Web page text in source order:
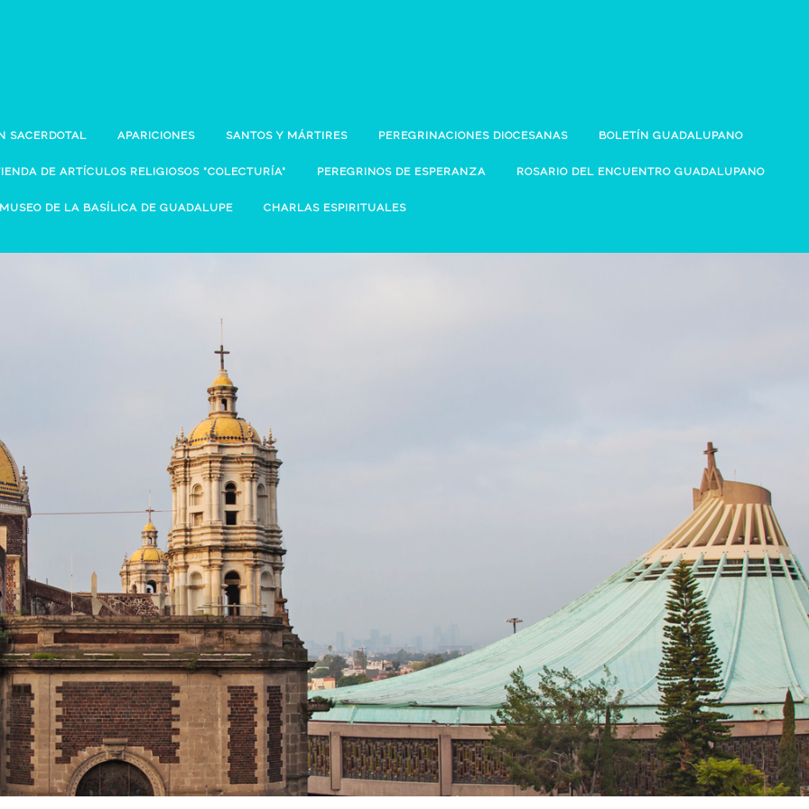
SACERDOTAL APARICIONES SANTOS Y MÁRTIRES PEREGRINACIONES DIOCESANAS BOLETÍN GUADALUPANO
DE ARTÍCULOS RELIGIOSOS "COLECTURÍA" PEREGRINOS DE ESPERANZA ROSARIO DEL ENCUENTRO GUADALUPANO
MUSEO DE LA BASÍLICA DE GUADALUPE CHARLAS ESPIRITUALES
HOME / HORARIOS